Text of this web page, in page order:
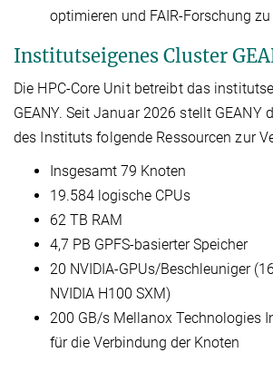
optimieren und FAIR-Forschung
Institutseigenes Cluster
Die HPC-Core Unit betreibt das
GEANY. Seit Januar 2026 stellt GEANY
des Instituts folgende Ressourcen zur
Insgesamt 79 Knoten
19.584 logische CPUs
62 TB RAM
4,7 PB GPFS-basierter Speicher
20 NVIDIA-GPUs/Beschleuniger
NVIDIA H100 SXM)
200 GB/s Mellanox Technologies
für die Verbindung der Knoten